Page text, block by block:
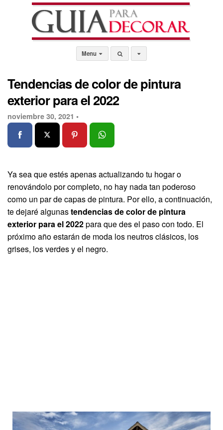
Menu
Tendencias de color de pintura
exterior para el 2022
noviembre 30, 2021 •
Ya sea que estés apenas actualizando tu hogar o
renovándolo por completo, no hay nada tan poderoso
como un par de capas de pintura. Por ello, a continuación,
te dejaré algunastendencias de color de pintura
exterior para el 2022para que des el paso con todo. El
próximo año estarán de moda los neutros clásicos, los
grises, los verdes y el negro.